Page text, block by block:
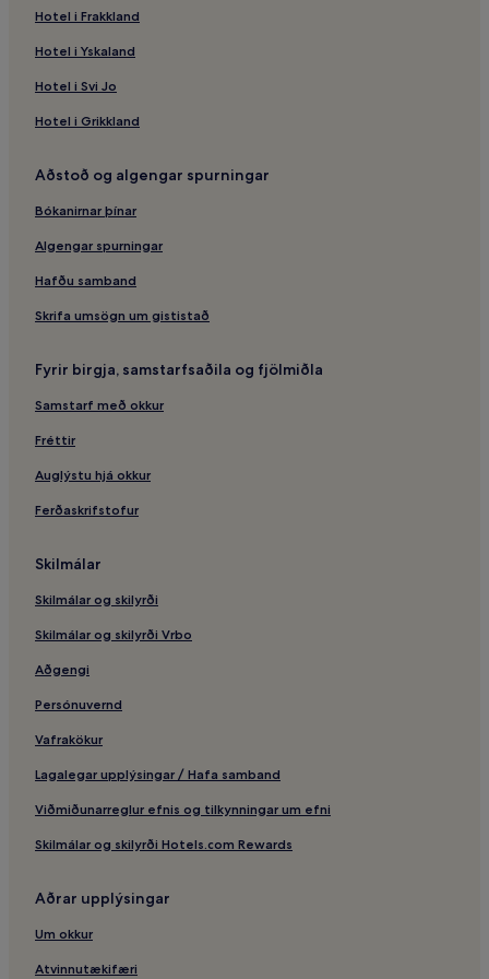
Hótel með sundlaug – Wilsonville
Wilsonville – hótel
Sutherlin – hótel
Hótel með sundlaug – Seaside
Seaside – 2 stjörnu hótel
Seaside – hótel
King City – hótel
Gladstone – hótel
Klamath Falls – hótel
Grants Pass – hótel
Coos Bay – 2 stjörnu hótel
Lebanon – hótel
Crescent – hótel
Gistiheimili – Pacific City
Sumarhús – North Bend
North Bend – 3 stjörnu hótel
Newberg – hótel
Waldport – hótel
Newport – 2 stjörnu hótel
Fjölskylduhótel – Newport
Newport – hótel
Ódýr hótel – Astoria
Astoria – hótel
Hood-Áin – 2 stjörnu hótel
Sisters – hótel
Hotel i Frakkland
Hotel i Yskaland
Hotel i Svi Jo
Hotel i Grikkland
Aðstoð og algengar spurningar
Bókanirnar þínar
Algengar spurningar
Hafðu samband
Skrifa umsögn um gististað
Fyrir birgja, samstarfsaðila og fjölmiðla
Samstarf með okkur
Fréttir
Auglýstu hjá okkur
Ferðaskrifstofur
Skilmálar
Skilmálar og skilyrði
Skilmálar og skilyrði Vrbo
Aðgengi
Persónuvernd
Vafrakökur
Lagalegar upplýsingar / Hafa samband
Viðmiðunarreglur efnis og tilkynningar um efni
Skilmálar og skilyrði Hotels.com Rewards
Aðrar upplýsingar
Um okkur
Atvinnutækifæri